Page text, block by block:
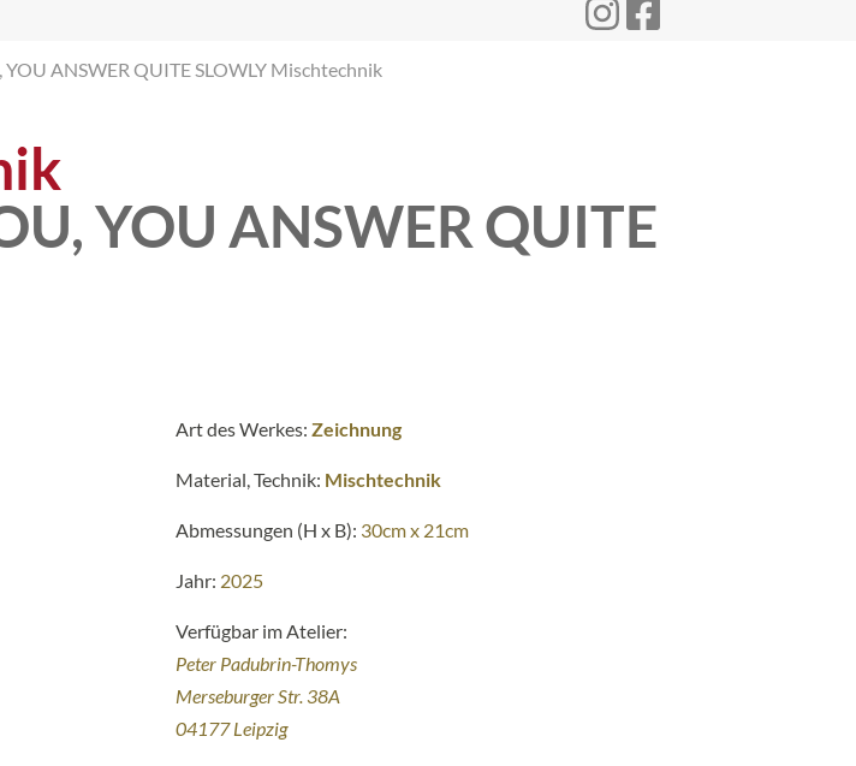
YOU ANSWER QUITE SLOWLY Mischtechnik
YOU ANSWER QUITE
Art des Werkes: Zeichnung
Material, Technik: Mischtechnik
Abmessungen (H x B): 30cm x 21cm
Jahr: 2025
Verfügbar im Atelier:
Peter Padubrin-Thomys
Merseburger Str. 38A
04177 Leipzig